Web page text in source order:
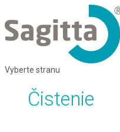
Vyberte stranu
Čistenie